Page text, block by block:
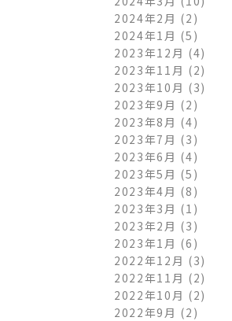
2024年2月 (2)
2024年1月 (5)
2023年12月 (4)
2023年11月 (2)
2023年10月 (3)
2023年9月 (2)
2023年8月 (4)
2023年7月 (3)
2023年6月 (4)
2023年5月 (5)
2023年4月 (8)
2023年3月 (1)
2023年2月 (3)
2023年1月 (6)
2022年12月 (3)
2022年11月 (2)
2022年10月 (2)
2022年9月 (2)